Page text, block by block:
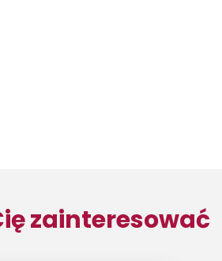
zainteresować